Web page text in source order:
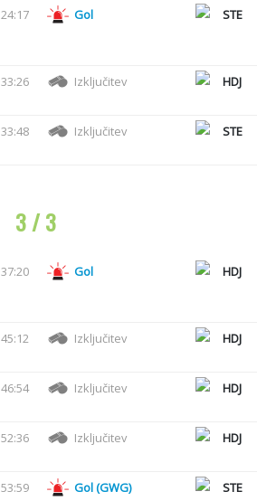
24:17 Gol STE
33:26
Izključitev HDJ
33:48 Izključitev STE
3 / 3
37:20 Gol HDJ
45:12
Izključitev HDJ
46:54 Izključitev HDJ
52:36 Izključitev HDJ
53:59 Gol (GWG) STE